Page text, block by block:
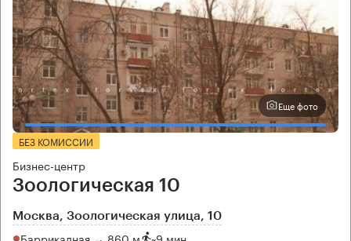
Еще фото
БЕЗ КОМИССИИ
Бизнес-центр
Зоологическая 10
Москва, Зоологическая улица, 10